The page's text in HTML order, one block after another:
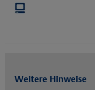
Weitere Hinweise